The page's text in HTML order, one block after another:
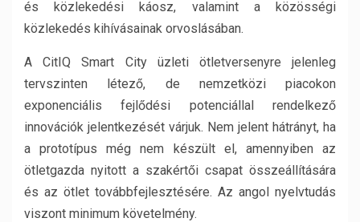
és közlekedési káosz, valamint a közösségi
közlekedés kihívásainak orvoslásában.
A CitIQ Smart City üzleti ötletversenyre jelenleg
tervszinten létező, de nemzetközi piacokon
exponenciális fejlődési potenciállal rendelkező
innovációk jelentkezését várjuk. Nem jelent hátrányt, ha
a prototípus még nem készült el, amennyiben az
ötletgazda nyitott a szakértői csapat összeállítására
és az ötlet továbbfejlesztésére. Az angol nyelvtudás
viszont minimum követelmény.